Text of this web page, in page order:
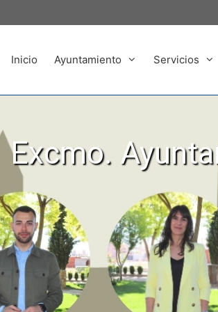
Inicio Ayuntamiento Servicios
Excmo.